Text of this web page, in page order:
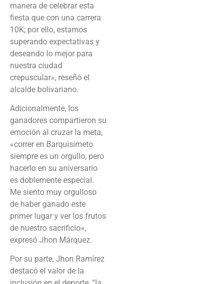
manera de celebrar esta
fiesta que con una carrera
10K; por ello, estamos
superando expectativas y
deseando lo mejor para
nuestra ciudad
crepuscular», reseñó el
alcalde bolivariano.
Adicionalmente, los
ganadores compartieron su
emoción al cruzar la meta,
«correr en Barquisimeto
siempre es un orgullo, pero
hacerlo en su aniversario
es doblemente especial.
Me siento muy orgulloso
de haber ganado este
primer lugar y ver los frutos
de nuestro sacrificio»,
expresó Jhon Márquez.
Por su parte, Jhon Ramírez
destacó el valor de la